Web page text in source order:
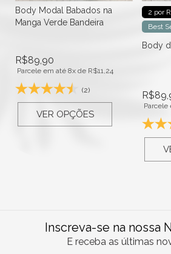
Body Modal Babados na
Manga Verde Bandeira
R$89,90
Parcele em até 8x de R$11,24
(2)
VER OPÇÕES
2 por
Best
Body
R$
Parcele
Inscreva-se na nossa
E receba as últimas